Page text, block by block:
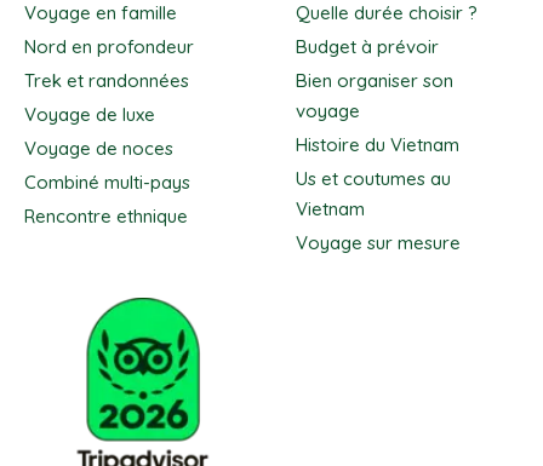
Voyage en famille
Nord en profondeur
Trek et randonnées
Voyage de luxe
Voyage de noces
Combiné multi-pays
Rencontre ethnique
Quelle durée choisir ?
Budget à prévoir
Bien organiser son
voyage
Histoire du Vietnam
Us et coutumes au
Vietnam
Voyage sur mesure